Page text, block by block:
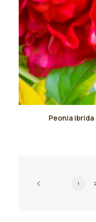
prodotto
possono
Peonia ibrida
1 2